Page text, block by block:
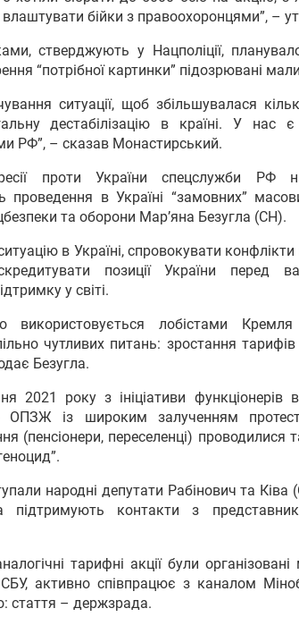
бійки з правоохоронцями”, –
стверджують у Нацполіції,
“потрібної картинки” підозрювані
ситуації, щоб збільшувалася
дестабілізацію в країні. У нас
РФ”, – сказав Монастирський.
проти України спецслужби РФ
проведення в Україні “замовних”
та оборони Мар’яна Безугла (СН).
в Україні, спровокувати конфлікти
позиції України перед
у світі.
використовується лобістами
чутливих питань: зростання
Безугла.
2021 року з ініціативи функціонерів
ОПЗЖ із широким залученням
(пенсіонери, переселенці) проводилися
народні депутати Рабінович та
підтримують контакти з
тарифні акції були
активно співпрацює з каналом
стаття – держзрада.